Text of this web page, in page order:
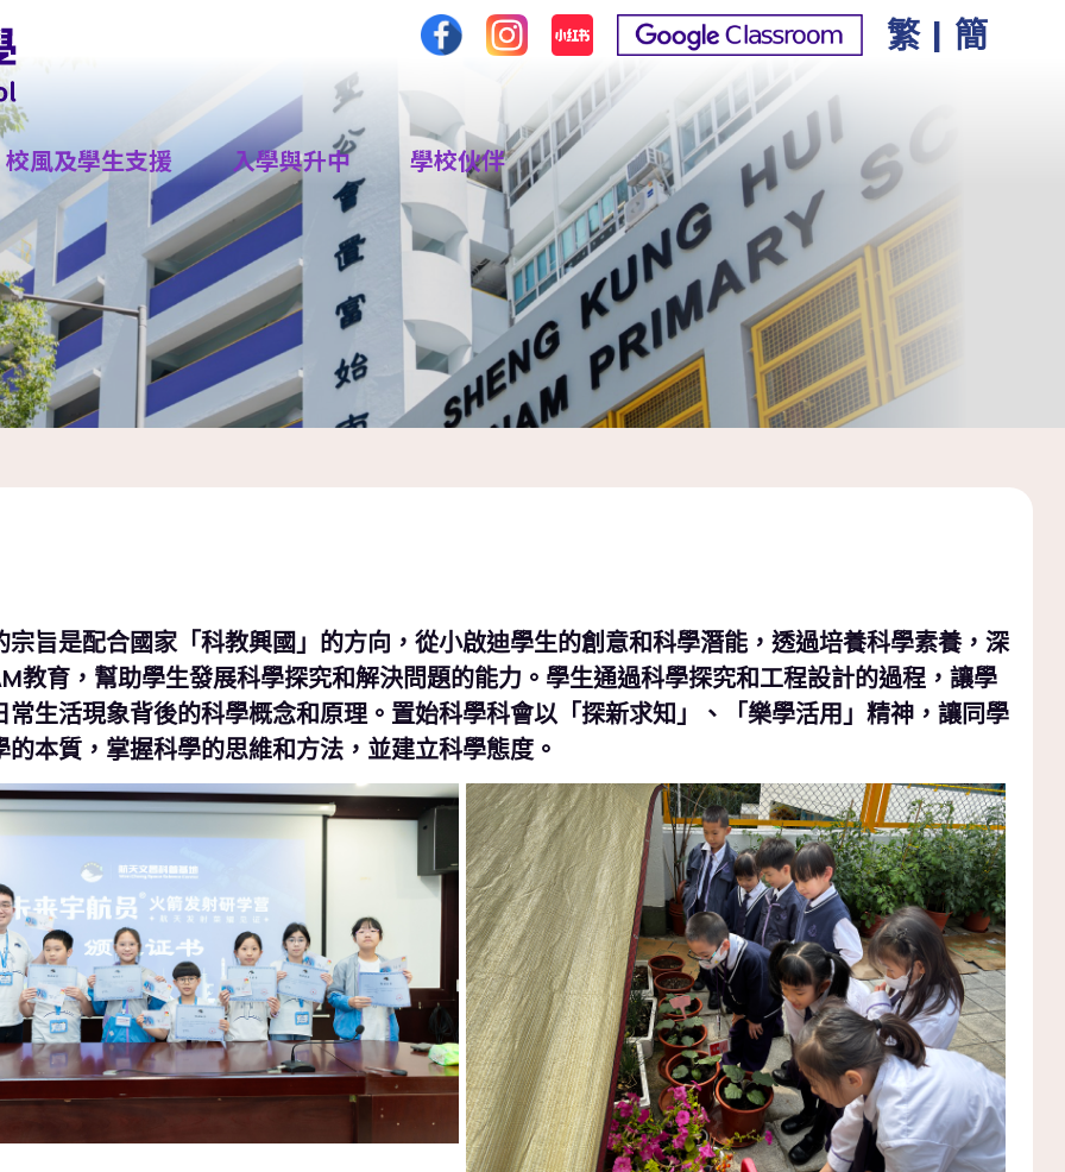
繁 | 簡
校風及學生支援 入學與升中 學校伙伴
宗旨是配合國家「科教興國」的方向，從小啟迪學生的創意和科學潛能，透過培養科學素養，深
教育，幫助學生發展科學探究和解決問題的能力。學生通過科學探究和工程設計的過程，讓學
常生活現象背後的科學概念和原理。置始科學科會以「探新求知」、「樂學活用」精神，讓同學
的本質，掌握科學的思維和方法，並建立科學態度。